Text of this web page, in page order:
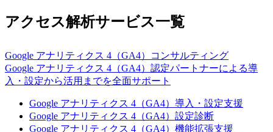
アクセス解析サービス一覧
Google アナリティクス 4（GA4）コンサルティング
Google アナリティクス 4（GA4）認定パートナーによる導
入・設定から活用までを全面サポート
Google アナリティクス 4（GA4）導入・設定支援
Google アナリティクス 4（GA4）設定診断
Google アナリティクス 4（GA4）機能拡張支援